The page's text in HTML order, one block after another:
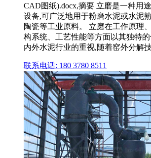
CAD图纸).docx,摘要 立磨是一种用
设备,可广泛地用于粉磨水泥或水泥
陶瓷等工业原料。 立磨在工作原理
构系统、工艺性能等方面以其独特
内外水泥行业的重视,随着窑外分解
联系电话: 180 3780 8511